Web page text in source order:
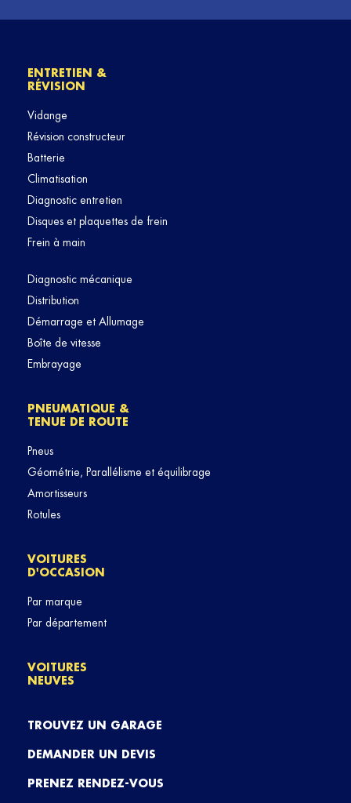
ENTRETIEN &
RÉVISION
Vidange
Révision constructeur
Batterie
Climatisation
Diagnostic entretien
Disques et plaquettes de frein
Frein à main
Diagnostic mécanique
Distribution
Démarrage et Allumage
Boîte de vitesse
Embrayage
PNEUMATIQUE &
TENUE DE ROUTE
Pneus
Géométrie, Parallélisme et équilibrage
Amortisseurs
Rotules
VOITURES
D'OCCASION
Par marque
Par département
VOITURES
NEUVES
TROUVEZ UN GARAGE
DEMANDER UN DEVIS
PRENEZ RENDEZ-VOUS